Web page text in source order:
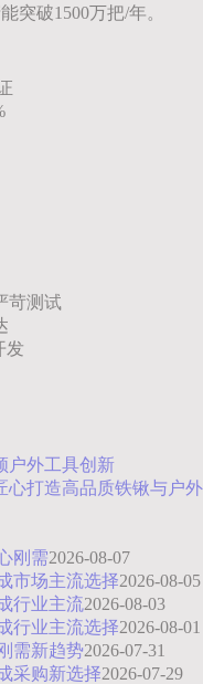
突破1500万把/年。
苛测试
发
户外工具创新
心打造高品质铁锹与户外
刚需2026-08-07
市场主流选择2026-08-05
行业主流2026-08-03
行业主流选择2026-08-01
需新趋势2026-07-31
采购新选择2026-07-29